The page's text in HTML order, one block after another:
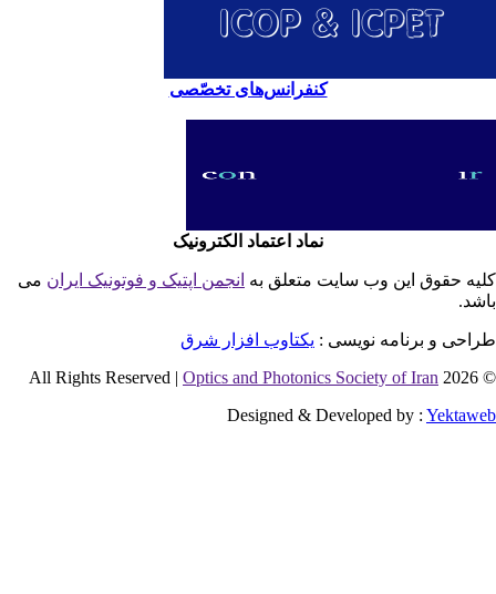
کنفرانس‌های تخصّصی
نماد اعتماد الکترونیک
حقوق این وب سایت متعلق بهانجمن اپتیک و فوتونیک ایران می
و برنامه نویسی : یکتاوب افزار شرق
©
Optics and Photonics Society of Iran
Designed & Developed by :